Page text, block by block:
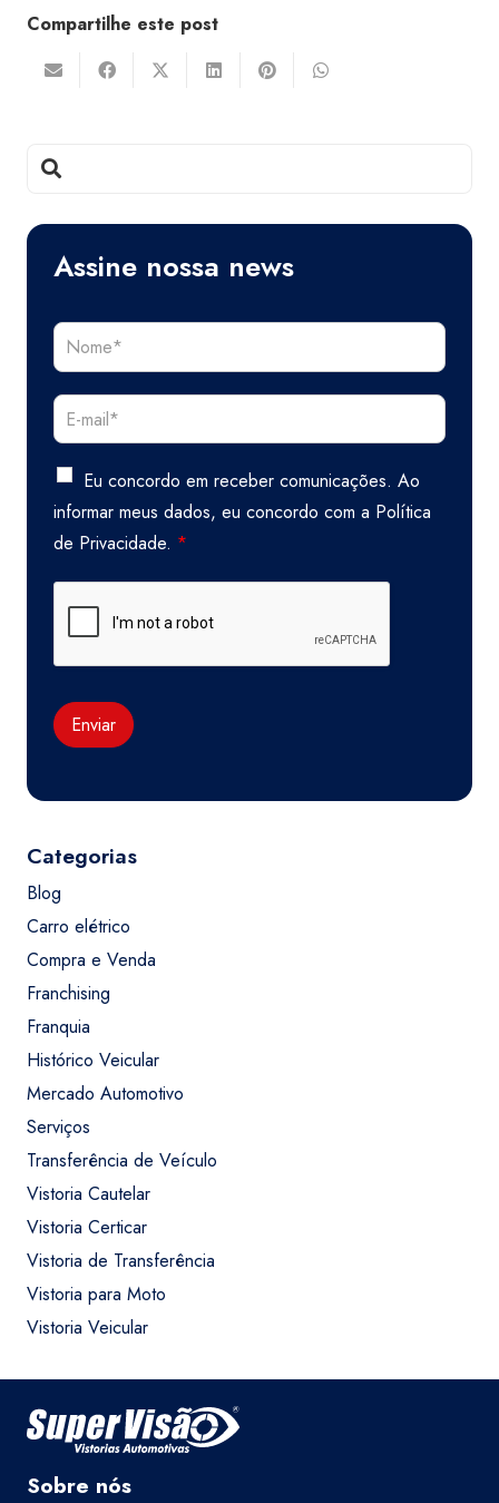
Compartilhe este post
Assine nossa news
Eu concordo em receber comunicações. Ao
informar meus dados, eu concordo com a Política
de Privacidade. *
Enviar
Categorias
Blog
Carro elétrico
Compra e Venda
Franchising
Franquia
Histórico Veicular
Mercado Automotivo
Serviços
Transferência de Veículo
Vistoria Cautelar
Vistoria Certicar
Vistoria de Transferência
Vistoria para Moto
Vistoria Veicular
Sobre nós